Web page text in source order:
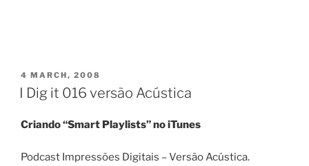
POSTED
ON
4 MARCH, 2008
I Dig it 016 versão Acústica
Criando “Smart Playlists” no iTunes
Podcast Impressões Digitais – Versão Acústica.